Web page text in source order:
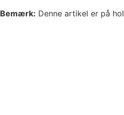
Bemærk: Denne artikel er på